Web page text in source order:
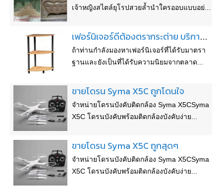
เจ้าหญิงสไตล์ยุโรปสวยล้ำนำใครออบแบบอย่...
เฟอร์นิเจอร์ดีต้องตรากระต่าย บริการส่งฟรีทั่วประเทศ
ถ้าท่านกำลังมองหาเฟอร์นิเจอร์ที่ได้รับมาตรา
ฐานและยังเป็นที่ได้รับความนิยมจากตลาด...
ขายโดรน Syma X5C ถูกโดนใจ
จำหน่ายโดรนบังคับติดกล้อง Syma X5CSyma
X5C โดรนบังคับพร้อมติดกล้องบังคับง่าย...
ขายโดรน Syma X5C ถูกสุดๆ
จำหน่ายโดรนบังคับติดกล้อง Syma X5CSyma
X5C โดรนบังคับพร้อมติดกล้องบังคับง่าย...